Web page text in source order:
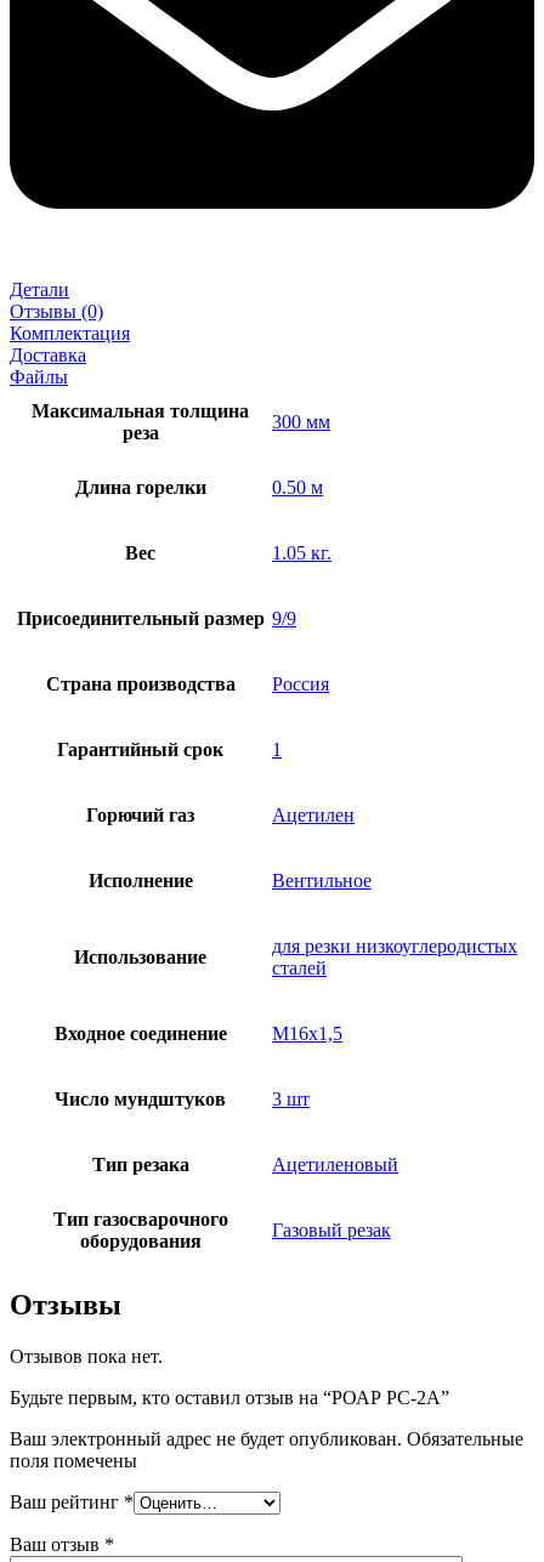
Детали
Отзывы (0)
Комплектация
Доставка
Файлы
Максимальная толщина
реза
300 мм
Длина горелки 0.50 м
Вес 1.05 кг.
Присоединительный размер 9/9
Страна производства Россия
Гарантийный срок 1
Горючий газ Ацетилен
Исполнение Вентильное
Использование
для резки низкоуглеродистых
сталей
Входное соединение М16х1,5
Число мундштуков 3 шт
Тип резака Ацетиленовый
Тип газосварочного
оборудования
Газовый резак
Отзывы
Отзывов пока нет.
Будьте первым, кто оставил отзыв на “РОАР РС-2А”
Ваш электронный адрес не будет опубликован. Обязательные
поля помечены
Ваш рейтинг *
Ваш отзыв *